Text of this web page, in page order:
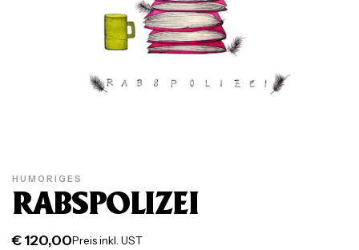
HUMORIGES
RABSPOLIZEI
€120,00Preis inkl. UST